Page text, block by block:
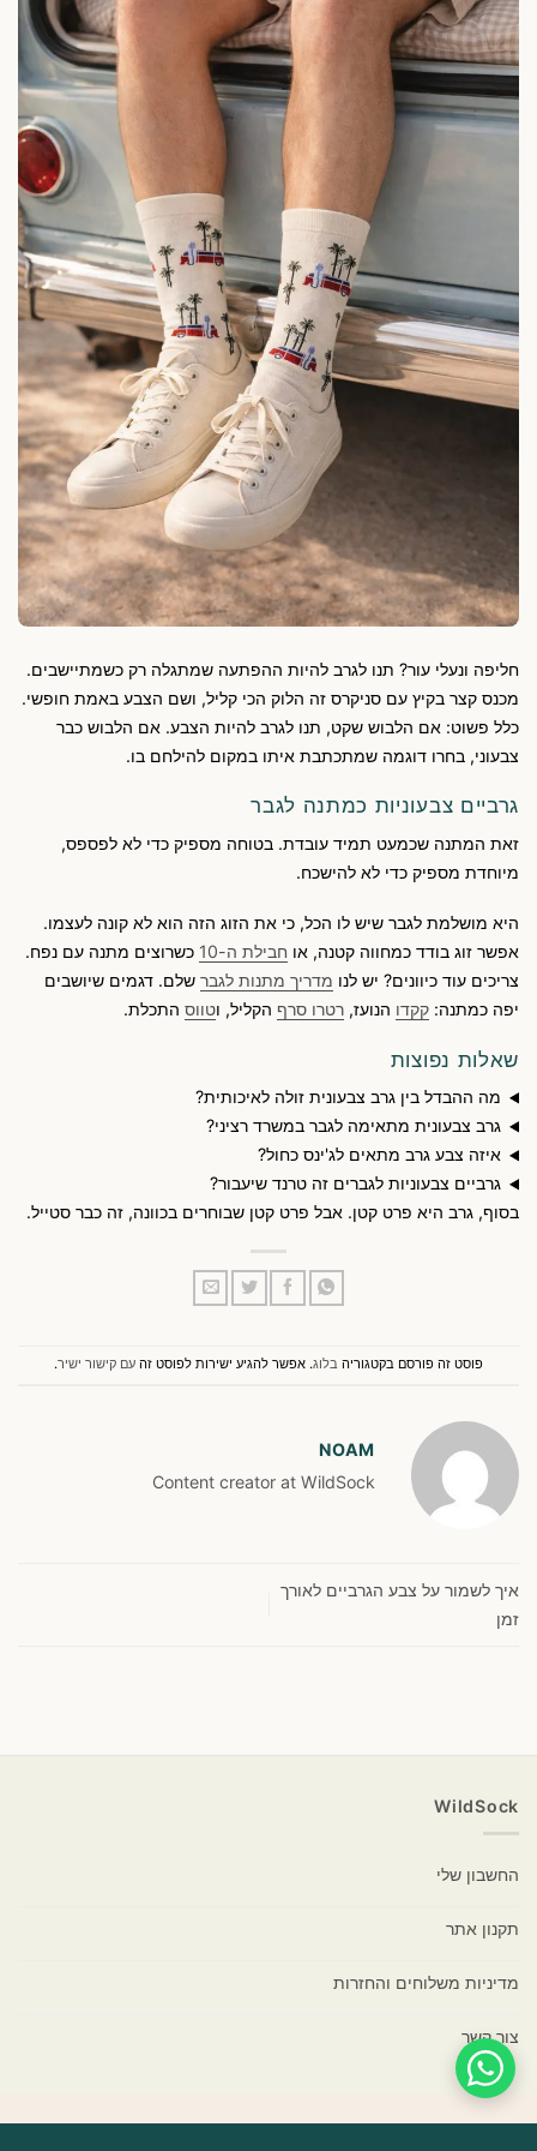
חליפה ונעלי עור? תנו לגרב להיות ההפתעה שמתגלה רק כשמתיישבים.
מכנס קצר בקיץ עם סניקרס זה הלוק הכי קליל, ושם הצבע באמת חופשי.
כלל פשוט: אם הלבוש שקט, תנו לגרב להיות הצבע. אם הלבוש כבר
צבעוני, בחרו דוגמה שמתכתבת איתו במקום להילחם בו.
גרביים צבעוניות כמתנה לגבר
זאת המתנה שכמעט תמיד עובדת. בטוחה מספיק כדי לא לפספס,
מיוחדת מספיק כדי לא להישכח.
היא מושלמת לגבר שיש לו הכל, כי את הזוג הזה הוא לא קונה לעצמו.
אפשר זוג בודד כמחווה קטנה, או חבילת ה-10
כשרוצים מתנה עם נפח.
צריכים עוד כיוונים? יש לנו מדריך מתנות לגבר שלם. דגמים שיושבים
יפה כמתנה: קקדו הנועז, רטרו סרף הקליל, וטווס התכלת.
שאלות נפוצות
מה ההבדל בין גרב צבעונית זולה לאיכותית?
גרב צבעונית מתאימה לגבר במשרד רציני?
איזה צבע גרב מתאים לג'ינס כחול?
גרביים צבעוניות לגברים זה טרנד שיעבור?
בסוף, גרב היא פרט קטן. אבל פרט קטן שבוחרים בכוונה, זה כבר סטייל.
פוסט זה פורסם בקטגוריה בלוג. אפשר להגיע ישירות לפוסט זה עם קישור ישיר.
NOAM
Content creator at WildSock
איך לשמור על צבע הגרביים לאורך
זמן
WildSock
החשבון שלי
תקנון אתר
מדיניות משלוחים והחזרות
צור קשר